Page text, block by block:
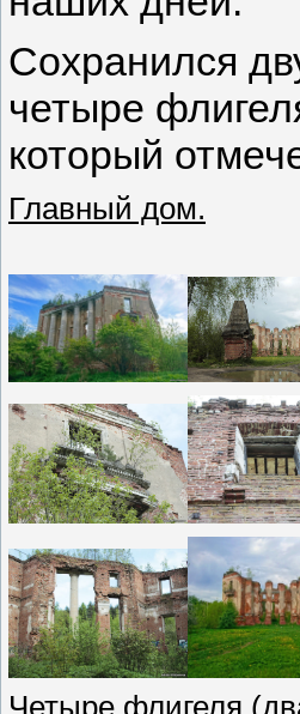
Сохранился
четыре
который
Главный дом.
Четыре флигеля